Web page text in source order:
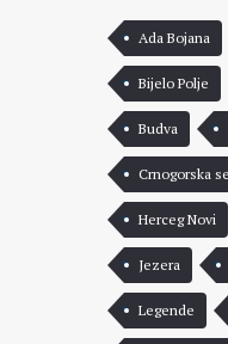
Ada Bojana
Bijelo Polje
Budva
Crnogorska
Herceg Novi
Jezera
Legende